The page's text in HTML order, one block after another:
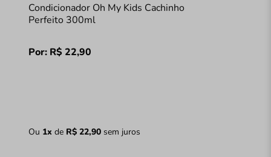
Condicionador Oh My Kids Cachinho
Perfeito 300ml
Por: R$ 22,90
Ou 1x de R$ 22,90sem juros